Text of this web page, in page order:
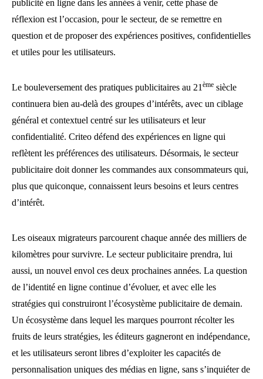
publicité en ligne dans les années à venir, cette phase de
réflexion est l’occasion, pour le secteur, de se remettre en
question et de proposer des expériences positives, confidentielles
et utiles pour les utilisateurs.
Le bouleversement des pratiques publicitaires au 21 ème siècle
continuera bien au-delà des groupes d’intérêts, avec un ciblage
général et contextuel centré sur les utilisateurs et leur
confidentialité. Criteo défend des expériences en ligne qui
reflètent les préférences des utilisateurs. Désormais, le secteur
publicitaire doit donner les commandes aux consommateurs qui,
plus que quiconque, connaissent leurs besoins et leurs centres
d’intérêt.
Les oiseaux migrateurs parcourent chaque année des milliers de
kilomètres pour survivre. Le secteur publicitaire prendra, lui
aussi, un nouvel envol ces deux prochaines années. La question
de l’identité en ligne continue d’évoluer, et avec elle les
stratégies qui construiront l’écosystème publicitaire de demain.
Un écosystème dans lequel les marques pourront récolter les
fruits de leurs stratégies, les éditeurs gagneront en indépendance,
et les utilisateurs seront libres d’exploiter les capacités de
personnalisation uniques des médias en ligne, sans s’inquiéter de